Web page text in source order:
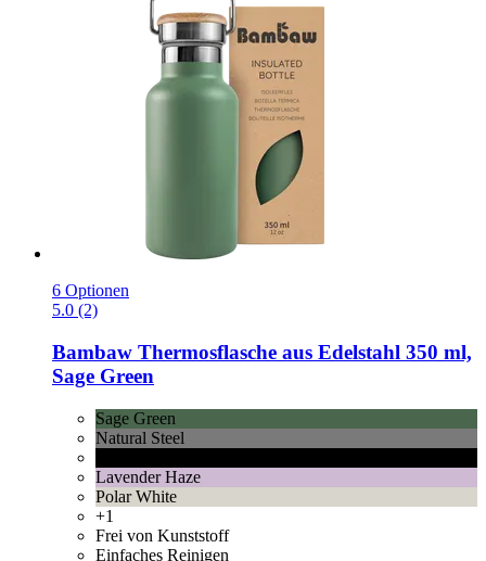
6 Optionen
5.0 (2)
Bambaw Thermosflasche aus Edelstahl 350 ml,
Sage Green
Sage Green
Natural Steel
Lavender Haze
Polar White
+1
Frei von Kunststoff
Einfaches Reinigen